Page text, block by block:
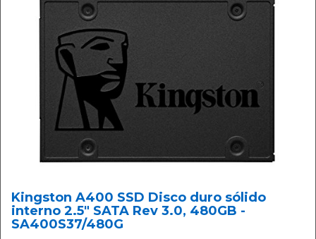
Kingston A400 SSD Disco duro sólido
interno 2.5" SATA Rev 3.0, 480GB -
SA400S37/480G